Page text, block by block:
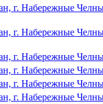
г. Набережные
г. Набережные
г. Набережные
г. Набережные
г. Набережные
г. Набережные